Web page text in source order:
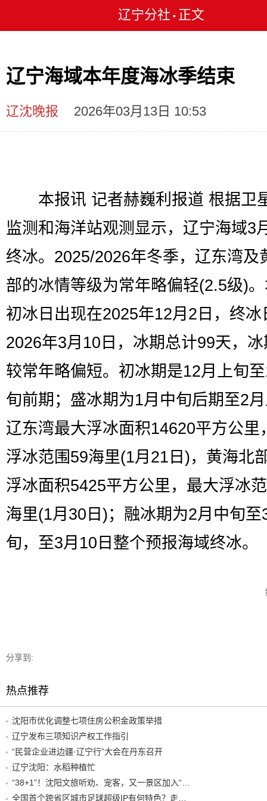
辽宁分社 • 正文
辽宁海域本年度海冰季结束
辽沈晚报 2026年03月13日 10:53
本报讯 记者赫巍利报道 根据卫
监测和海洋站观测显示，辽宁海域3
终冰。2025/2026年冬季，辽东湾及
部的冰情等级为常年略偏轻(2.5级)
初冰日出现在2025年12月2日，终冰
2026年3月10日，冰期总计99天，
较常年略偏短。初冰期是12月上旬
旬前期；盛冰期为1月中旬后期至2
辽东湾最大浮冰面积14620平方公里
浮冰范围59海里(1月21日)，黄海北
浮冰面积5425平方公里，最大浮冰
海里(1月30日)；融冰期为2月中旬至
旬，至3月10日整个预报海域终冰。
分享到:
热点推荐
沈阳市优化调整七项住房公积金政策举措
辽宁发布三项知识产权工作指引
“民营企业进边疆·辽宁行”大会在丹东召开
辽宁沈阳：水稻种植忙